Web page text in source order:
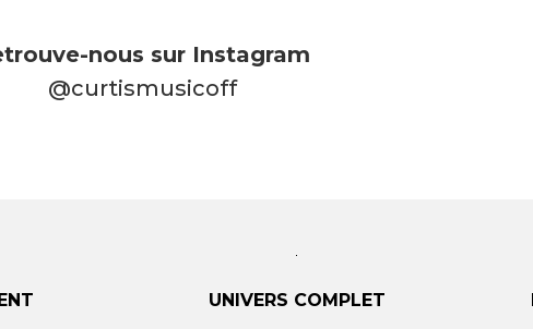
nous sur Instagram
@curtismusicoff
UNIVERS COMPLET